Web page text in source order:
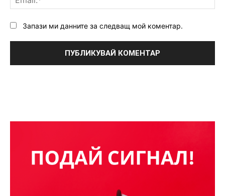
Запази ми данните за следващ мой коментар.